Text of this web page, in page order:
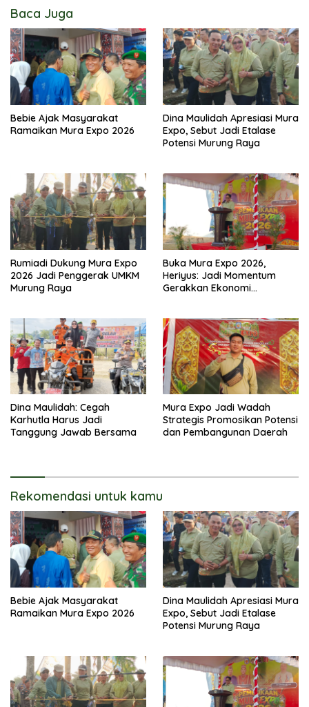
Baca Juga
Bebie Ajak Masyarakat
Ramaikan Mura Expo 2026
Dina Maulidah Apresiasi Mura
Expo, Sebut Jadi Etalase
Potensi Murung Raya
Rumiadi Dukung Mura Expo
2026 Jadi Penggerak UMKM
Murung Raya
Buka Mura Expo 2026,
Heriyus: Jadi Momentum
Gerakkan Ekonomi
Dina Maulidah: Cegah
Karhutla Harus Jadi
Tanggung Jawab Bersama
Mura Expo Jadi Wadah
Strategis Promosikan Potensi
dan Pembangunan Daerah
Rekomendasi untuk kamu
Bebie Ajak Masyarakat
Ramaikan Mura Expo 2026
Dina Maulidah Apresiasi Mura
Expo, Sebut Jadi Etalase
Potensi Murung Raya